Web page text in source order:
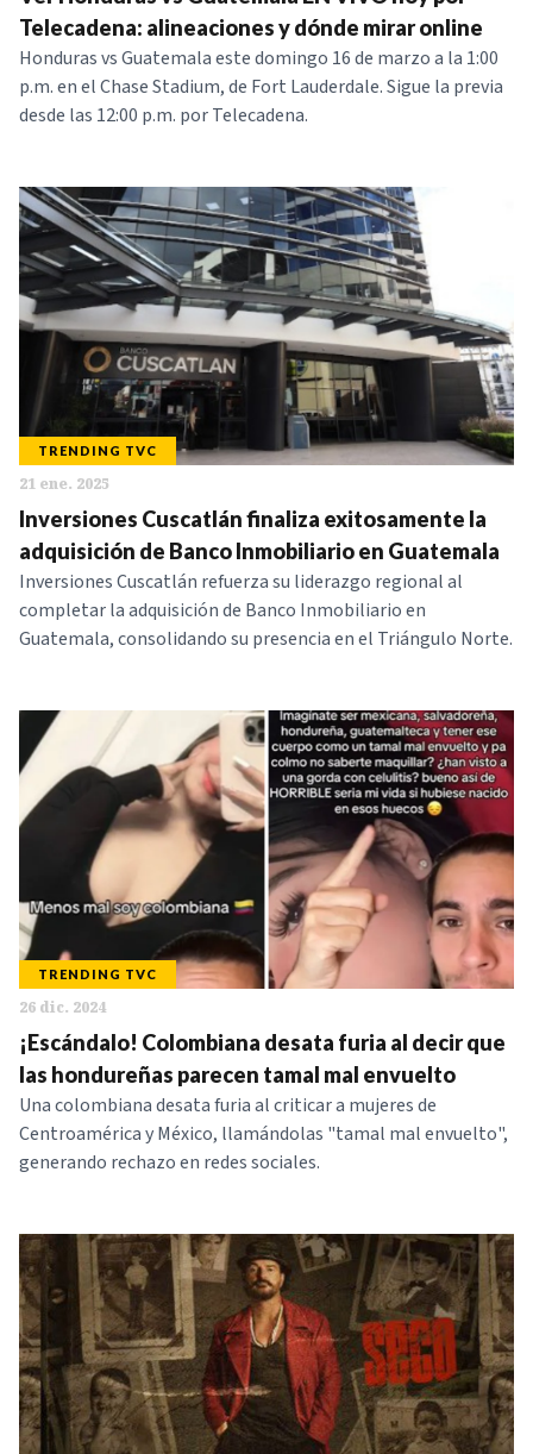
NOTICIAS
SERIES
Telecadena: alineaciones y dónde mirar online
Honduras vs Guatemala este domingo 16 de marzo a la 1:00
p.m. en el Chase Stadium, de Fort Lauderdale. Sigue la previa
desde las 12:00 p.m. por Telecadena.
TRENDING TVC
21 ene. 2025
Inversiones Cuscatlán finaliza exitosamente la
adquisición de Banco Inmobiliario en Guatemala
Inversiones Cuscatlán refuerza su liderazgo regional al
completar la adquisición de Banco Inmobiliario en
Guatemala, consolidando su presencia en el Triángulo Norte.
TRENDING TVC
26 dic. 2024
¡Escándalo! Colombiana desata furia al decir que
las hondureñas parecen tamal mal envuelto
Una colombiana desata furia al criticar a mujeres de
Centroamérica y México, llamándolas "tamal mal envuelto",
generando rechazo en redes sociales.